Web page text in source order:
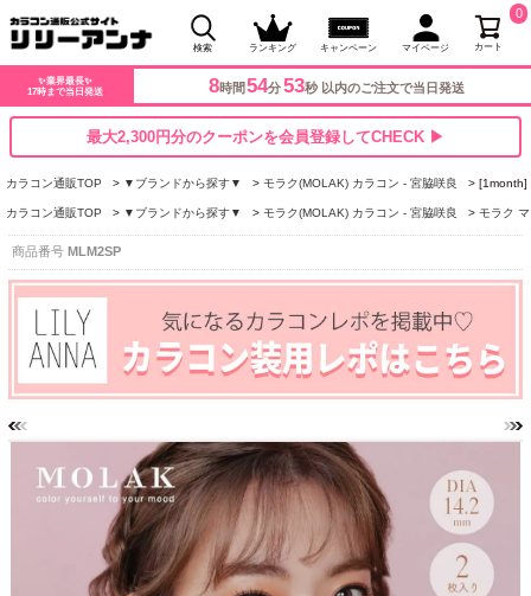
検索 ランキング キャンペーン マイページ カート
0
✨業界最長✨
17時まで当日発送
8時間 54分52秒 以内のご注文で当日発送
最大2,300円分のクーポンを会員登録してCHECK ▶
カラコン通販TOP ▼ブランドから探す▼ モラク(MOLAK) カラコン - 宮脇咲良 [1month]
カラコン通販TOP ▼ブランドから探す▼ モラク(MOLAK) カラコン - 宮脇咲良 モラク
商品番号 MLM2SP